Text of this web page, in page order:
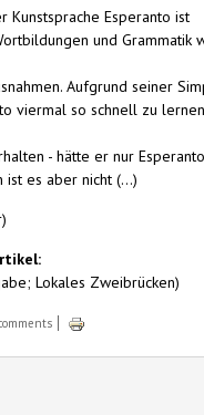
Kunstsprache Esperanto ist
und Grammatik
Aufgrund seiner
viermal so schnell zu
- hätte er nur Esperanto
ist es aber nicht (...)
Lokales Zweibrücken)